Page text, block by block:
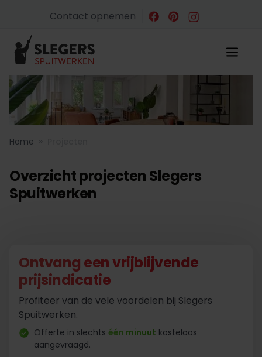
Contact opnemen
Home »
Overzicht projecten Slegers
Spuitwerken
Ontvang een vrijblijvende
prijsindicatie
Profiteer van de vele voordelen bij Slegers
Spuitwerken.
Offerte in slechts één minuut kosteloos
aangevraagd.